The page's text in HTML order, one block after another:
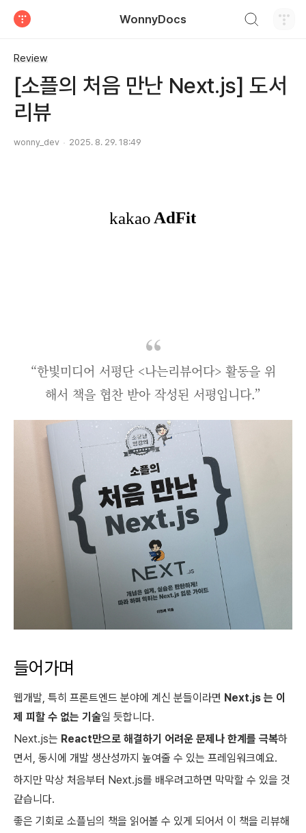
WonnyDocs
Review
[소플의 처음 만난 Next.js] 도서
리뷰
wonny_dev 2025. 8. 29. 18:49
“한빛미디어 서평단 <나는리뷰어다> 활동을 위
해서 책을 협찬 받아 작성된 서평입니다.”
들어가며
웹개발, 특히 프론트엔드 분야에 계신 분들이라면 Next.js 는 이
제 피할 수 없는 기술일 듯합니다.
Next.js는 React만으로 해결하기 어려운 문제나 한계를 극복하
면서, 동시에 개발 생산성까지 높여줄 수 있는 프레임워크예요.
하지만 막상 처음부터 Next.js를 배우려고하면 막막할 수 있을 것
같습니다.
좋은 기회로 소플님의 책을 읽어볼 수 있게 되어서 이 책을 리뷰해